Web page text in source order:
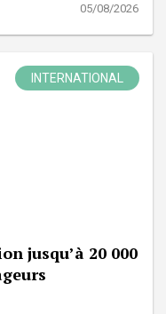
05/08/2026
INTERNATIONAL
jusqu’à 20 000